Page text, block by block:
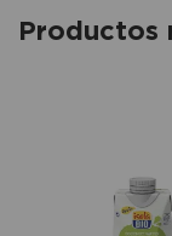
Productos